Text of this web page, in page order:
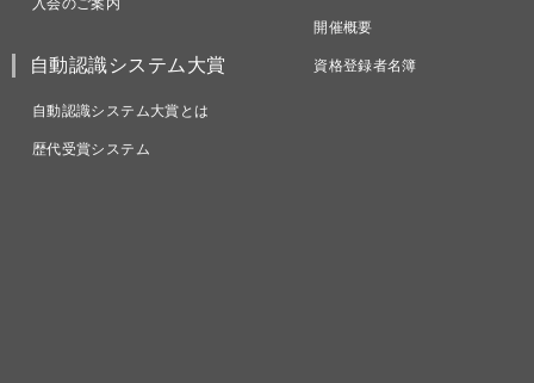
入会のご案内
自動認識システム大賞
自動認識システム大賞とは
歴代受賞システム
開催概要
資格登録者名簿